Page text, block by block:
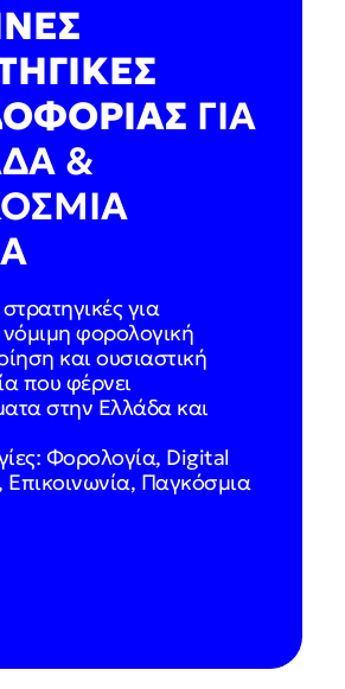
ΓΙΑ
&
για
φορολογική
και ουσιαστική
που φέρνει
στην Ελλάδα και
Φορολογία, Digital
Παγκόσμια